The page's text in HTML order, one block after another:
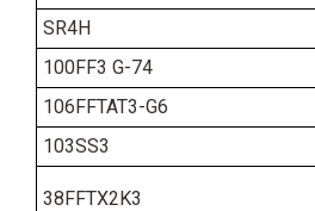
SR4H
100FF3 G-74
106FFTAT3-G6
103SS3
38FFTX2K3